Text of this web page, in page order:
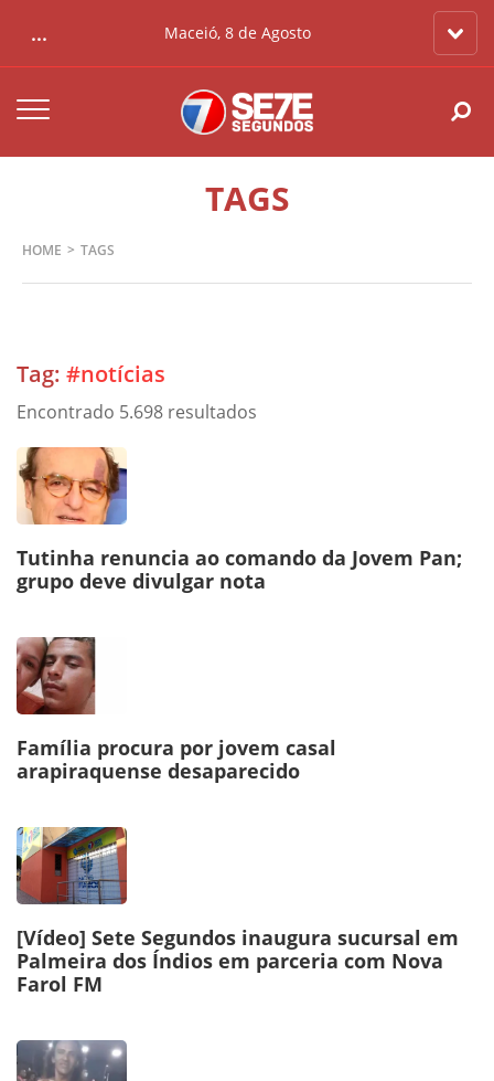
... Maceió, 8 de Agosto
HOME TAGS
TAGS
Tag: #notícias
Encontrado 5.698 resultados
Tutinha renuncia ao comando da Jovem Pan;
grupo deve divulgar nota
Família procura por jovem casal
arapiraquense desaparecido
[Vídeo] Sete Segundos inaugura sucursal em
Palmeira dos Índios em parceria com Nova
Farol FM